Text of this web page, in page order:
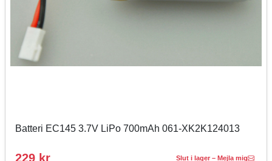
Batteri EC145 3.7V LiPo 700mAh 061-XK2K124013
229 kr Slut i lager – Mejla mig